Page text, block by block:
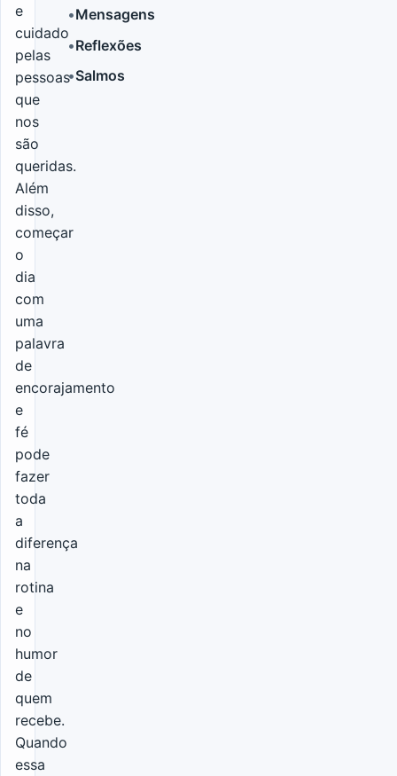
e
cuidado
pelas
pessoas
que
nos
são
queridas.
Além
disso,
começar
o
dia
com
uma
palavra
de
encorajamento
e
fé
pode
fazer
toda
a
diferença
na
rotina
e
no
humor
de
quem
recebe.
Quando
essa
•Mensagens
•Reflexões
•Salmos